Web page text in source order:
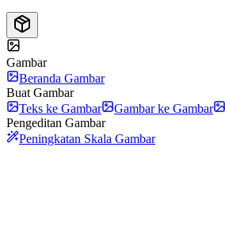
Gambar
Beranda Gambar
Buat Gambar
Teks ke Gambar
Gambar ke Gambar
Pengeditan Gambar
Peningkatan Skala Gambar